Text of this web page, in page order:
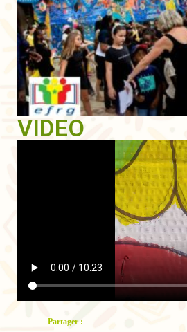
VIDEO
Partager :